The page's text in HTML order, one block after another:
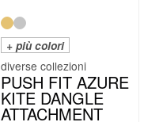
+ più colori
PUSH FIT AZURE
KITE DANGLE
ATTACHMENT